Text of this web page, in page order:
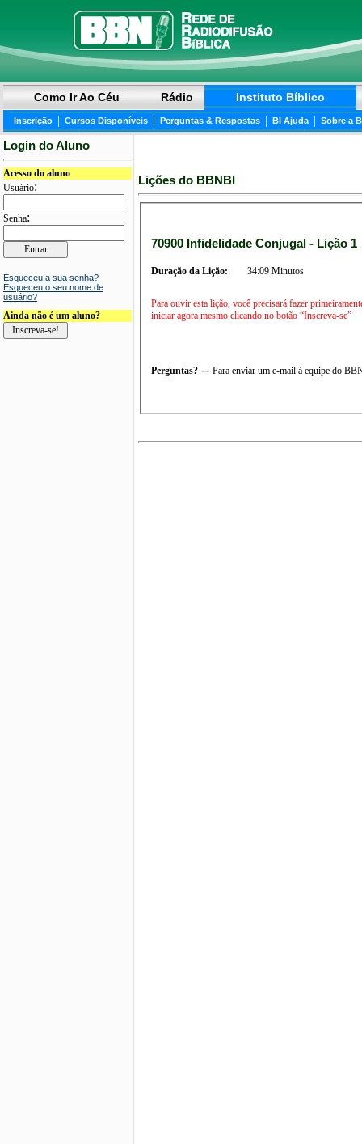
Como Ir Ao Céu Rádio Instituto Bíblico
Inscrição | Cursos Disponíveis | Perguntas & Respostas | BI Ajuda | Sobre a
Login do Aluno
Acesso do aluno
Usuário:
Senha:
Esqueceu a sua senha?
Esqueceu o seu nome de
usuário?
Ainda não é um aluno?
Lições do BBNBI
70900 Infidelidade Conjugal - Lição 1
Duração da Lição: 34:09 Minutos
Para ouvir esta lição, você precisará fazer
iniciar agora mesmo clicando no botão “Inscreva-se”
Perguntas? -- Para enviar um e-mail à equipe do